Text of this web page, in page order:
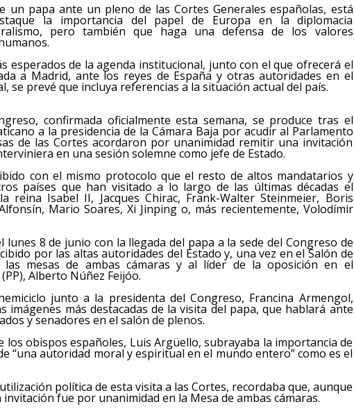
un papa ante un pleno de las Cortes Generales españolas, está
la importancia del papel de Europa en la diplomacia
pero también que haga una defensa de los valores
esperados de la agenda institucional, junto con el que ofrecerá el
a Madrid, ante los reyes de España y otras autoridades en el
se prevé que incluya referencias a la situación actual del país.
confirmada oficialmente esta semana, se produce tras el
a la presidencia de la Cámara Baja por acudir al Parlamento
de las Cortes acordaron por unanimidad remitir una invitación
en una sesión solemne como jefe de Estado.
con el mismo protocolo que el resto de altos mandatarios y
países que han visitado a lo largo de las últimas décadas el
reina Isabel II, Jacques Chirac, Frank-Walter Steinmeier, Boris
Mario Soares, Xi Jinping o, más recientemente, Volodímir
lunes 8 de junio con la llegada del papa a la sede del Congreso de
por las altas autoridades del Estado y, una vez en el Salón de
las mesas de ambas cámaras y al líder de la oposición en el
Alberto Núñez Feijóo.
junto a la presidenta del Congreso, Francina Armengol,
imágenes más destacadas de la visita del papa, que hablará ante
y senadores en el salón de plenos.
los obispos españoles, Luis Argüello, subrayaba la importancia de
“una autoridad moral y espiritual en el mundo entero” como es el
política de esta visita a las Cortes, recordaba que, aunque
fue por unanimidad en la Mesa de ambas cámaras.